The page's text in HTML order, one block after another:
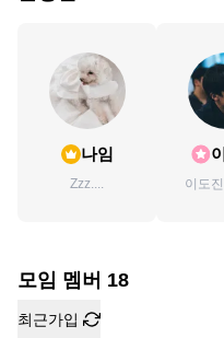
나임
Zzz.... 이도
모임 멤버 18
최근가입